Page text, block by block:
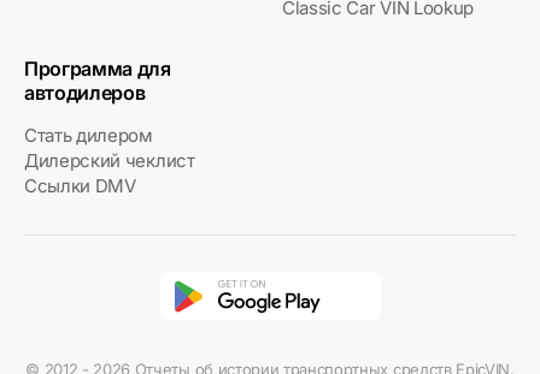
Classic Car VIN Lookup
Программа для
автодилеров
Стать дилером
Дилерский чеклист
Ссылки DMV
© 2012 - 2026 Отчеты об истории транспортных средств EpicVIN.